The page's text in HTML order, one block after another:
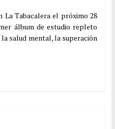
La Tabacalera el próximo 28
álbum de estudio repleto
salud mental, la superación